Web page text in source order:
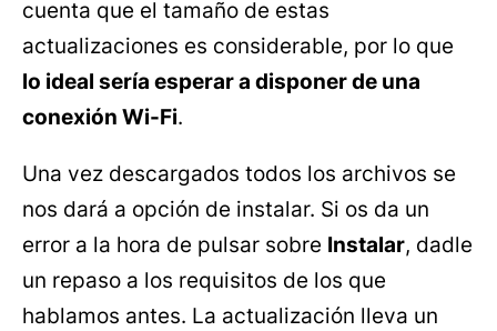
cuenta que el tamaño de estas
actualizaciones es considerable, por lo que
lo ideal sería esperar a disponer de una
conexión Wi-Fi.
Una vez descargados todos los archivos se
nos dará a opción de instalar. Si os da un
error a la hora de pulsar sobre Instalar, dadle
un repaso a los requisitos de los que
hablamos antes. La actualización lleva un